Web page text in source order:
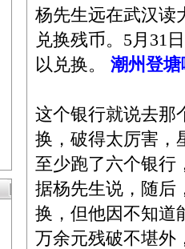
杨先生远在武汉读
兑换残币。5月31
以兑换。
潮州登
这个银行就说去那
换，破得太厉害，
至少跑了六个银行
据杨先生说，随后
换，但他因不知道
万余元残破不堪外